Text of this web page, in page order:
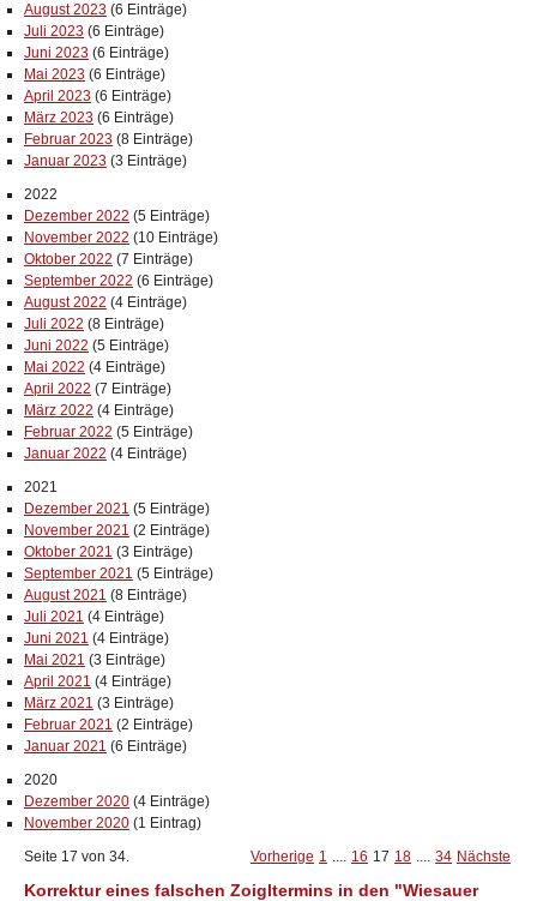
August 2023 (6 Einträge)
Juli 2023 (6 Einträge)
Juni 2023 (6 Einträge)
Mai 2023 (6 Einträge)
April 2023 (6 Einträge)
März 2023 (6 Einträge)
Februar 2023 (8 Einträge)
Januar 2023 (3 Einträge)
2022
Dezember 2022 (5 Einträge)
November 2022 (10 Einträge)
Oktober 2022 (7 Einträge)
September 2022 (6 Einträge)
August 2022 (4 Einträge)
Juli 2022 (8 Einträge)
Juni 2022 (5 Einträge)
Mai 2022 (4 Einträge)
April 2022 (7 Einträge)
März 2022 (4 Einträge)
Februar 2022 (5 Einträge)
Januar 2022 (4 Einträge)
2021
Dezember 2021 (5 Einträge)
November 2021 (2 Einträge)
Oktober 2021 (3 Einträge)
September 2021 (5 Einträge)
August 2021 (8 Einträge)
Juli 2021 (4 Einträge)
Juni 2021 (4 Einträge)
Mai 2021 (3 Einträge)
April 2021 (4 Einträge)
März 2021 (3 Einträge)
Februar 2021 (2 Einträge)
Januar 2021 (6 Einträge)
2020
Dezember 2020 (4 Einträge)
November 2020 (1 Eintrag)
Seite 17 von 34.
Vorherige 1 .... 16 17 18 .... 34 Nächste
Korrektur eines falschen Zoigltermins in den "Wiesauer